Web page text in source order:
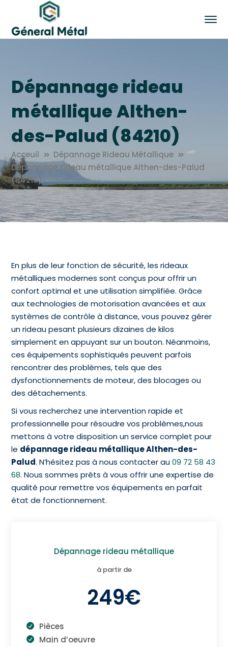
Dépannage rideau
métallique Althen-
des-Palud (84210)
Acceuil
Dépannage Rideau Métallique
Dépannage rideau métallique Althen-des-Palud
(84210)
En plus de leur fonction de sécurité, les rideaux
métalliques modernes sont conçus pour offrir un
confort optimal et une utilisation simplifiée. Grâce
aux technologies de motorisation avancées et aux
systèmes de contrôle à distance, vous pouvez gérer
un rideau pesant plusieurs dizaines de kilos
simplement en appuyant sur un bouton. Néanmoins,
ces équipements sophistiqués peuvent parfois
rencontrer des problèmes, tels que des
dysfonctionnements de moteur, des blocages ou
des détachements.
Si vous recherchez une intervention rapide et
professionnelle pour résoudre vos problèmes,nous
mettons à votre disposition un service complet pour
le dépannage rideau métallique Althen-des-
Palud. N’hésitez pas à nous contacter au09 72 58 43
68. Nous sommes prêts à vous offrir une expertise de
qualité pour remettre vos équipements en parfait
état de fonctionnement.
Dépannage rideau métallique
à partir de
249€
Pièces
Main d’oeuvre